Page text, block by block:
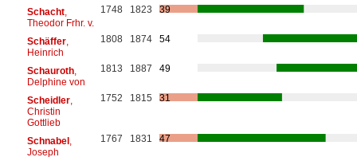
Schacht,
Theodor Frhr. v.
1748 1823 39
Schäffer,
Heinrich
1808 1874 54
Schauroth,
Delphine von
1813 1887 49
Scheidler,
Christin
Gottlieb
1752 1815 31
Schnabel,
Joseph
1767 1831 47